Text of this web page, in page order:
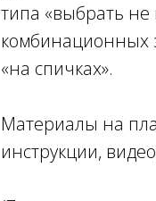
типа «выбрать
комбинационных
«на спичках».
Материалы на
инструкции,